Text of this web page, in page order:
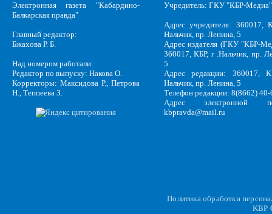
Электронная газета "Кабардино-
Балкарская правда"
Главный редактор:
Бжахова Р. Б.
Над номером работали:
Редактор по выпуску: Накова О.
Корректоры: Максидова Р., Петрова
Н., Теппеева З.
Учредитель: ГКУ "КБР-Медиа"
Адрес учредителя: 360017,
Нальчик, пр. Ленина, 5
Адрес издателя (ГКУ "КБР-
360017, КБР, г .Нальчик, пр.
5
Адрес редакции: 360017,
Нальчик, пр. Ленина, 5
Телефон редакции: 8(8662)
Адрес электронной
kbpravda@mail.ru
Политика обработки
KBP